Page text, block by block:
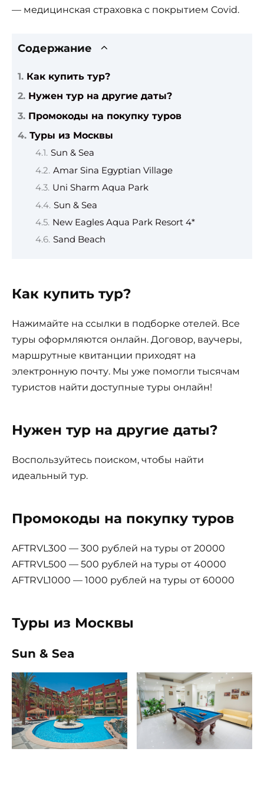
— медицинская страховка с покрытием Covid.
Содержание
Как купить тур?
Нужен тур на другие даты?
Промокоды на покупку туров
Туры из Москвы
Sun & Sea
Amar Sina Egyptian Village
Uni Sharm Aqua Park
Sun & Sea
New Eagles Aqua Park Resort 4*
Sand Beach
Как купить тур?
Нажимайте на ссылки в подборке отелей. Все
туры оформляются онлайн. Договор, ваучеры,
маршрутные квитанции приходят на
электронную почту. Мы уже помогли тысячам
туристов найти доступные туры онлайн!
Нужен тур на другие даты?
Воспользуйтесь поиском, чтобы найти
идеальный тур.
Промокоды на покупку туров
AFTRVL300 — 300 рублей на туры от 20000
AFTRVL500 — 500 рублей на туры от 40000
AFTRVL1000 — 1000 рублей на туры от 60000
Туры из Москвы
Sun & Sea